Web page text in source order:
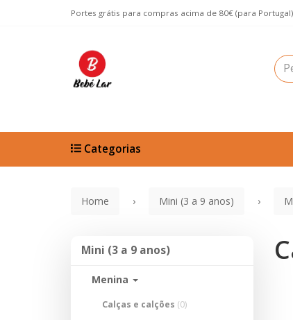
Portes grátis para compras acima de 80€ (para
Categorias
Home Mini (3 a 9 anos)
Mini (3 a 9 anos)
Menina
Calças e calções (0)